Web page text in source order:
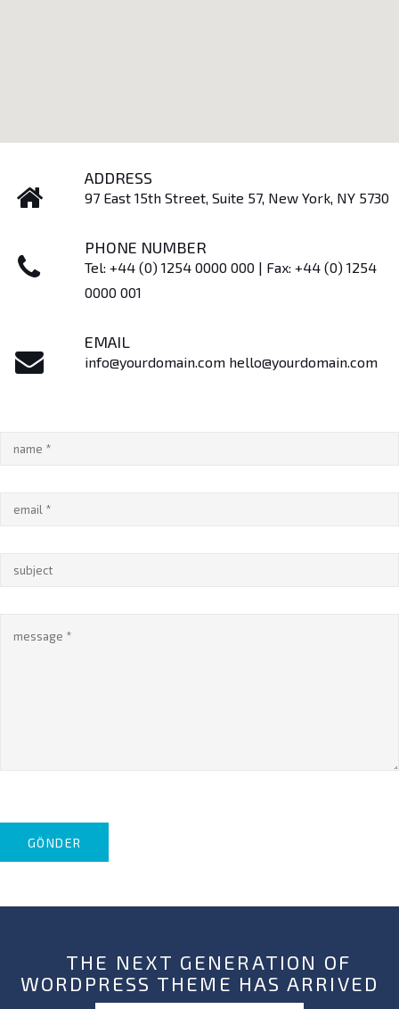
ADDRESS
97 East 15th Street, Suite 57, New York, NY 5730
PHONE NUMBER
Tel: +44 (0) 1254 0000 000 | Fax: +44 (0) 1254
0000 001
EMAIL
info@yourdomain.com hello@yourdomain.com
THE NEXT GENERATION OF
WORDPRESS THEME HAS ARRIVED